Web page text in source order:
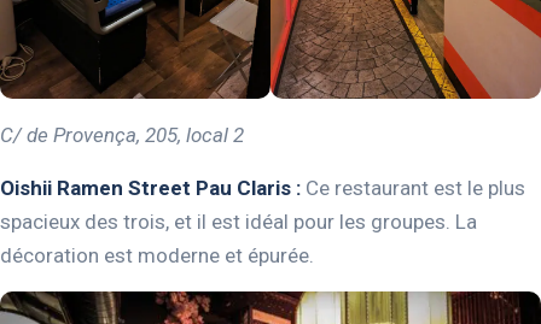
C/ de Provença, 205, local 2
Oishii Ramen Street Pau Claris : Ce restaurant est le plus
spacieux des trois, et il est idéal pour les groupes. La
décoration est moderne et épurée.